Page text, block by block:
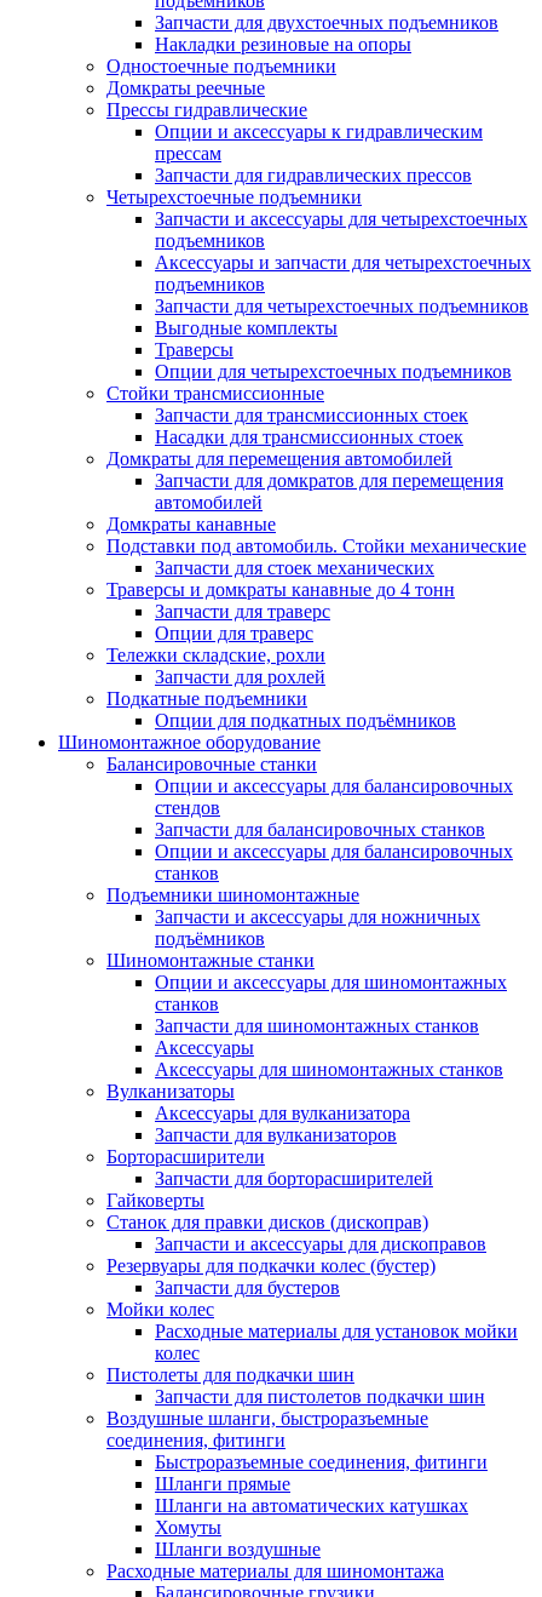
Запчасти для двухстоечных подъемников
Накладки резиновые на опоры
Одностоечные подъемники
Домкраты реечные
Прессы гидравлические
Опции и аксессуары к гидравлическим
прессам
Запчасти для гидравлических прессов
Четырехстоечные подъемники
Запчасти и аксессуары для четырехстоечных
подъемников
Аксессуары и запчасти для четырехстоечных
подъемников
Запчасти для четырехстоечных подъемников
Выгодные комплекты
Траверсы
Опции для четырехстоечных подъемников
Стойки трансмиссионные
Запчасти для трансмиссионных стоек
Насадки для трансмиссионных стоек
Домкраты для перемещения автомобилей
Запчасти для домкратов для перемещения
автомобилей
Домкраты канавные
Подставки под автомобиль. Стойки механические
Запчасти для стоек механических
Траверсы и домкраты канавные до 4 тонн
Запчасти для траверс
Опции для траверс
Тележки складские, рохли
Запчасти для рохлей
Подкатные подъемники
Опции для подкатных подъёмников
Шиномонтажное оборудование
Балансировочные станки
Опции и аксессуары для балансировочных
стендов
Запчасти для балансировочных станков
Опции и аксессуары для балансировочных
станков
Подъемники шиномонтажные
Запчасти и аксессуары для ножничных
подъёмников
Шиномонтажные станки
Опции и аксессуары для шиномонтажных
станков
Запчасти для шиномонтажных станков
Аксессуары
Аксессуары для шиномонтажных станков
Вулканизаторы
Аксессуары для вулканизатора
Запчасти для вулканизаторов
Борторасширители
Запчасти для борторасширителей
Гайковерты
Станок для правки дисков (дископрав)
Запчасти и аксессуары для дископравов
Резервуары для подкачки колес (бустер)
Запчасти для бустеров
Мойки колес
Расходные материалы для установок мойки
колес
Пистолеты для подкачки шин
Запчасти для пистолетов подкачки шин
Воздушные шланги, быстроразъемные
соединения, фитинги
Быстроразъемные соединения, фитинги
Шланги прямые
Шланги на автоматических катушках
Хомуты
Шланги воздушные
Расходные материалы для шиномонтажа
Балансировочные грузики